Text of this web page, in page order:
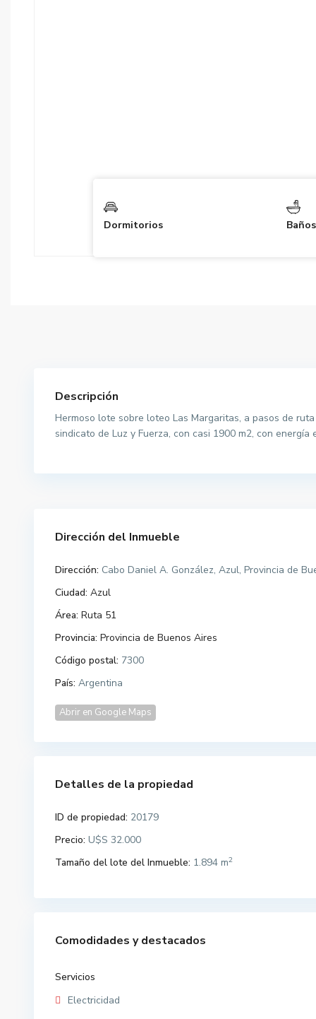
Dormitorios Baños
Descripción
Hermoso lote sobre loteo Las Margaritas, a pasos de
sindicato de Luz y Fuerza, con casi 1900 m2, con
Dirección del Inmueble
Dirección: Cabo Daniel A. González, Azul, Provincia de
Ciudad: Azul
Área: Ruta 51
Provincia: Provincia de Buenos Aires
Código postal: 7300
País: Argentina
Abrir en Google Maps
Detalles de la propiedad
ID de propiedad: 20179
Precio: U$S 32.000
Tamaño del lote del Inmueble: 1.894 m2
Comodidades y destacados
Servicios
Electricidad